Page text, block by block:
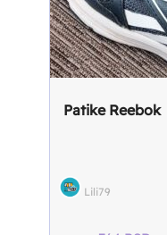
Patike Reebok
Lili79